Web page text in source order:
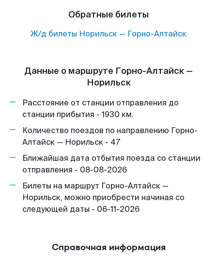
Обратные билеты
Ж/д билеты Норильск — Горно-Алтайск
Данные о маршруте Горно-Алтайск —
Норильск
Расстояние от станции отправления до
станции прибытия - 1930 км.
Количество поездов по направлению Горно-
Алтайск — Норильск - 47
Ближайшая дата отбытия поезда со станции
отправления - 08-08-2026
Билеты на маршрут Горно-Алтайск —
Норильск, можно приобрести начиная со
следующей даты - 06-11-2026
Справочная информация